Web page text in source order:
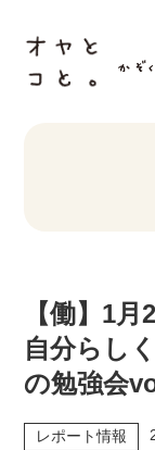
【働】1
自分らし
の勉強会
レポート情報